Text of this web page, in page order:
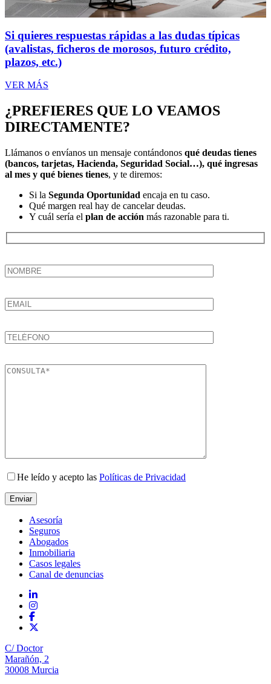
Si quieres respuestas rápidas a las dudas típicas
(avalistas, ficheros de morosos, futuro crédito,
plazos, etc.)
VER MÁS
¿PREFIERES QUE LO VEAMOS
DIRECTAMENTE?
Llámanos o envíanos un mensaje contándonos qué deudas tienes
(bancos, tarjetas, Hacienda, Seguridad Social…), qué ingresas
al mes y qué bienes tienes, y te diremos:
Si la Segunda Oportunidad encaja en tu caso.
Qué margen real hay de cancelar deudas.
Y cuál sería el plan de acción más razonable para ti.
He leído y acepto las Políticas de Privacidad
Enviar
Asesoría
Seguros
Abogados
Inmobiliaria
Casos legales
Canal de denuncias
C/ Doctor
Marañón, 2
30008 Murcia